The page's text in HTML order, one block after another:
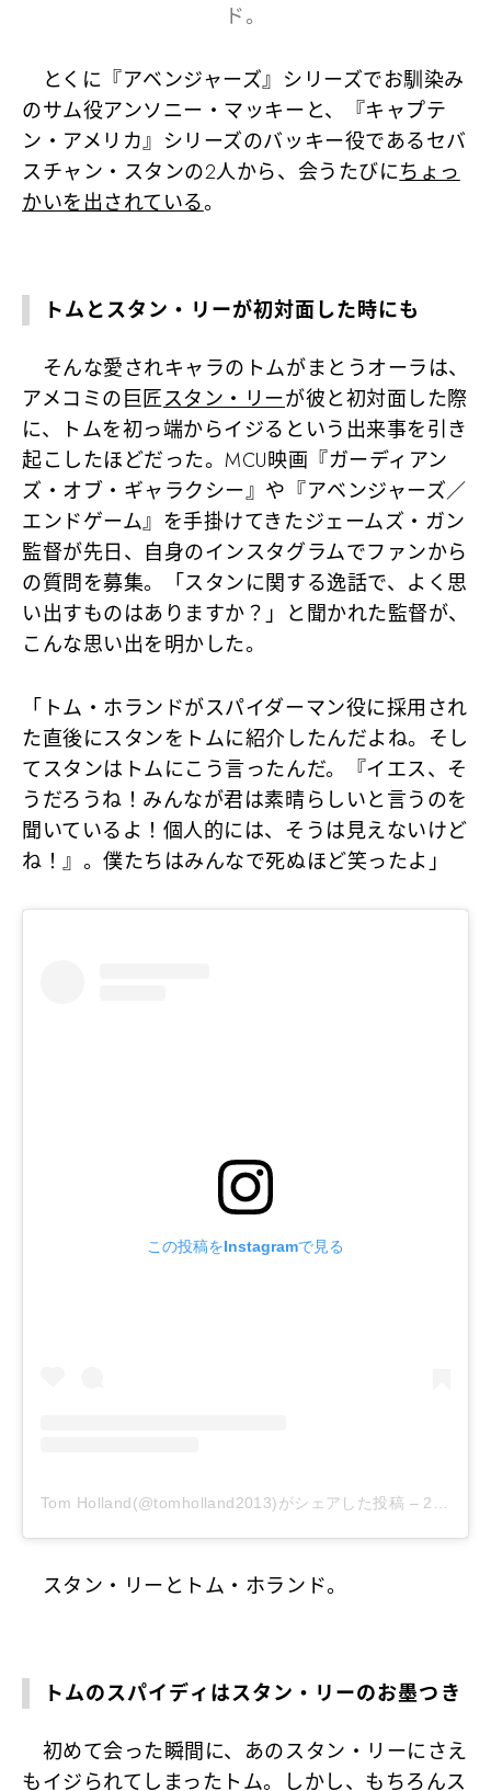
ド。
とくに『アベンジャーズ』シリーズでお馴染み
のサム役アンソニー・マッキーと、『キャプテ
ン・アメリカ』シリーズのバッキー役であるセバ
スチャン・スタンの2人から、会うたびにちょっ
かいを出されている。
トムとスタン・リーが初対面した時にも
そんな愛されキャラのトムがまとうオーラは、
アメコミの巨匠スタン・リーが彼と初対面した際
に、トムを初っ端からイジるという出来事を引き
起こしたほどだった。MCU映画『ガーディアン
ズ・オブ・ギャラクシー』や『アベンジャーズ／
エンドゲーム』を手掛けてきたジェームズ・ガン
監督が先日、自身のインスタグラムでファンから
の質問を募集。「スタンに関する逸話で、よく思
い出すものはありますか？」と聞かれた監督が、
こんな思い出を明かした。
「トム・ホランドがスパイダーマン役に採用され
た直後にスタンをトムに紹介したんだよね。そし
てスタンはトムにこう言ったんだ。『イエス、そ
うだろうね！みんなが君は素晴らしいと言うのを
聞いているよ！個人的には、そうは見えないけど
ね！』。僕たちはみんなで死ぬほど笑ったよ」
この投稿をInstagramで見る
Tom Holland(@tomholland2013)がシェアした投稿 – 2018年11月月12日午前11時54分PST
スタン・リーとトム・ホランド。
トムのスパイディはスタン・リーのお墨つき
初めて会った瞬間に、あのスタン・リーにさえ
もイジられてしまったトム。しかし、もちろんス